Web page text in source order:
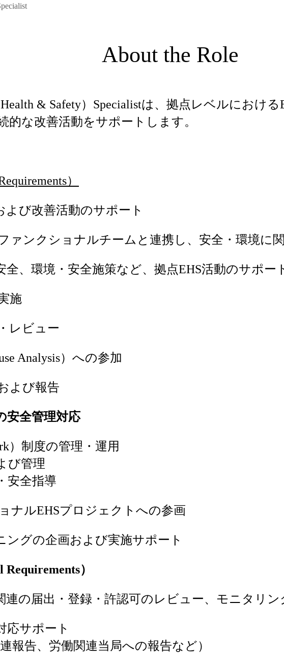
About the Role
Health & Safety）Specialistは、拠点レベルにおけ
的な改善活動をサポートします。
）
び改善活動のサポート
ァンクショナルチームと連携し、安全・環境に
全、環境・安全施策など、拠点EHS活動のサポー
施
レビュー
Analysis）への参加
よび報告
安全管理対応
）制度の管理・運用
び管理
安全指導
ナルEHSプロジェクトへの参画
ングの企画および実施サポート
）
連の届出・登録・許認可のレビュー、モニタリ
応サポート
報告、労働関連当局への報告など）